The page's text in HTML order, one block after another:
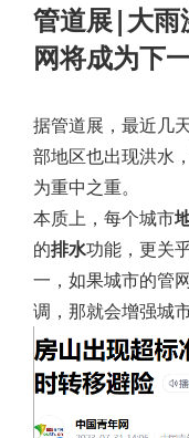
管道展|大雨
网将成为下
据管道展，最近几
部地区也出现洪水
为重中之重。
本质上，每个城市
的排水功能，更关
一，如果城市的管
调，那就会增强城